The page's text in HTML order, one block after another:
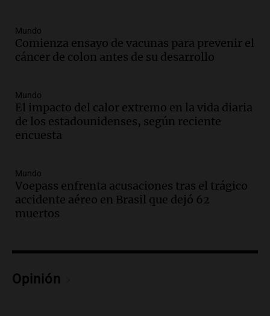
Panorama Federal
Episodios
Audio.Inviolabilidad de la propiedad
importantes
Editorial
Episodios
Audio.
La Argentina Posible
Episodios
Audio.
Ganó una beca en la secundaria,
La Argentina Posible
Audio.
Mundo
Comienza ensayo de vacunas para prevenir el
cáncer de colon antes de su desarrollo
Mundo
El impacto del calor extremo en la vida diaria
de los estadounidenses, según reciente
encuesta
Mundo
Voepass enfrenta acusaciones tras el trágico
accidente aéreo en Brasil que dejó 62
muertos
Opinión